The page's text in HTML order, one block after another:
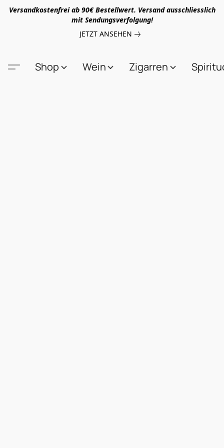
Versandkostenfrei ab 90€ Bestellwert. Versand ausschliesslich
mit Sendungsverfolgung!
JETZT ANSEHEN
Shop Wein Zigarren